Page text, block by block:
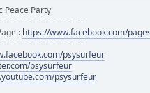
Peace Party
- - - - - - - - - - - - - - - -
: https://www.facebook.com/
- - - - - - - - - - - - - - - -
psysurfeur
psysurfeur
psysurfeur